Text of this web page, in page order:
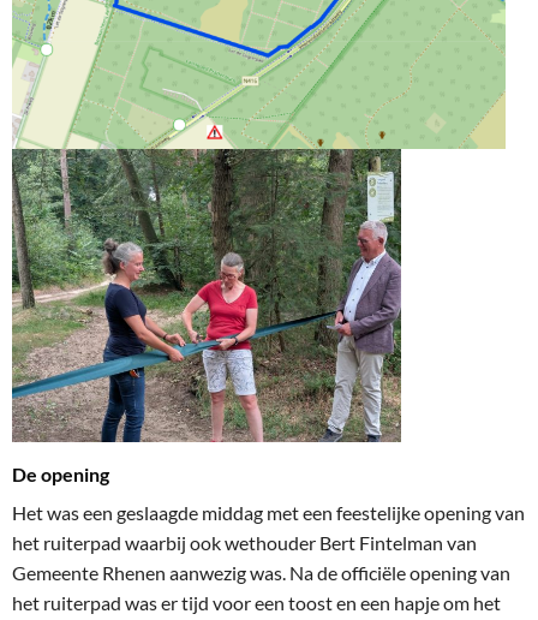
De opening
Het was een geslaagde middag met een feestelijke opening van
het ruiterpad waarbij ook wethouder Bert Fintelman van
Gemeente Rhenen aanwezig was. Na de officiële opening van
het ruiterpad was er tijd voor een toost en een hapje om het